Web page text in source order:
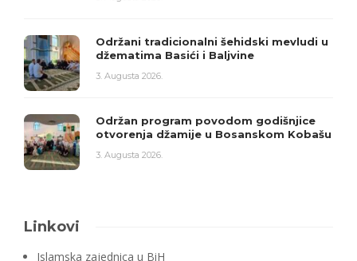
Održani tradicionalni šehidski mevludi u
džematima Basići i Baljvine
3. Augusta 2026.
Održan program povodom godišnjice
otvorenja džamije u Bosanskom Kobašu
3. Augusta 2026.
Linkovi
Islamska zajednica u BiH